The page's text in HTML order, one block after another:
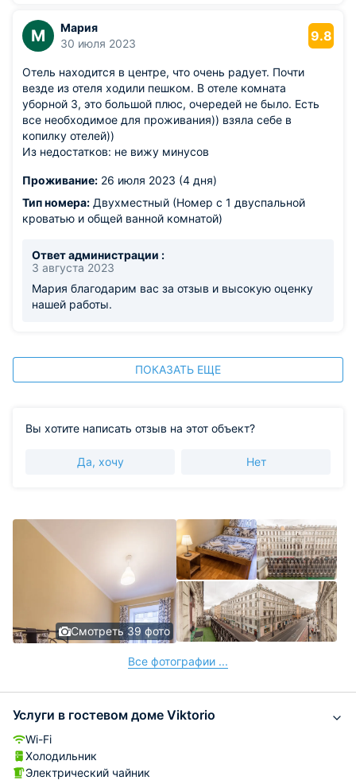
М
Мария
30 июля 2023
9.8
Отель находится в центре, что очень радует. Почти
везде из отеля ходили пешком. В отеле комната
уборной 3, это большой плюс, очередей не было. Есть
все необходимое для проживания)) взяла себе в
копилку отелей))
Из недостатков: не вижу минусов
Проживание: 26 июля 2023 (4 дня)
Тип номера: Двухместный (Номер с 1 двуспальной
кроватью и общей ванной комнатой)
Ответ администрации :
3 августа 2023
Мария благодарим вас за отзыв и высокую оценку
нашей работы.
ПОКАЗАТЬ ЕЩЕ
Вы хотите написать отзыв на этот объект?
Да, хочу Нет
Смотреть 39 фото
Все фотографии ...
Услуги в гостевом доме Viktorio
Wi-Fi
Холодильник
Электрический чайник